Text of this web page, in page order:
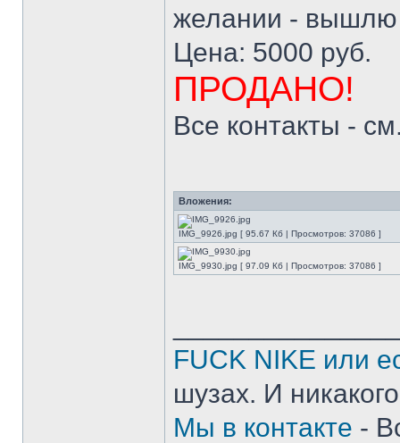
желании - вышлю
Цена: 5000 руб.
ПРОДАНО!
Все контакты -
Вложения:
IMG_9926.jpg [ 95.67 Кб | Просмотров: 37086 ]
IMG_9930.jpg [ 97.09 Кб | Просмотров: 37086 ]
FUCK NIKE или
шузах. И
Мы в контакте -